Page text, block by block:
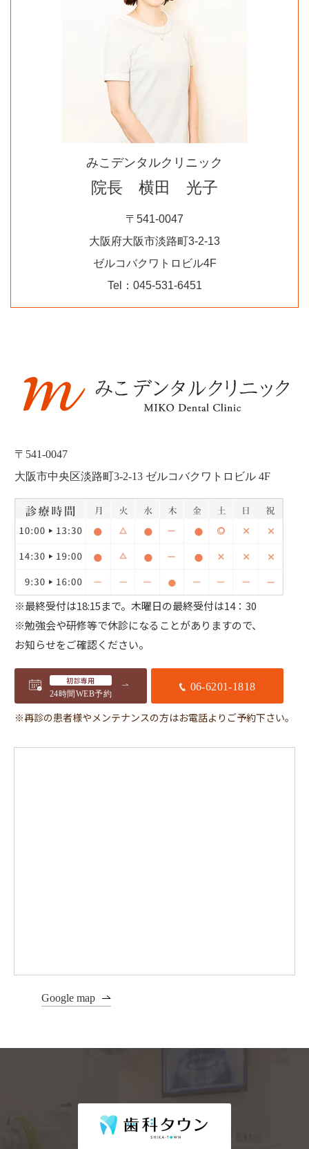
みこデンタルクリニック
院長 横田 光子
〒541-0047
大阪府大阪市淡路町3-2-13
ゼルコバクワトロビル4F
Tel：045-531-6451
〒541-0047
大阪市中央区淡路町3-2-13 ゼルコバクワトロビル 4F
※最終受付は18:15まで。 木曜日の最終受付は14：30
※勉強会や研修等で休診になることがありますので、
お知らせをご確認ください。
初診専用
24時間WEB予約
06-6201-1818
※再診の患者様やメンテナンスの方はお電話よりご予約下さい。
Google map